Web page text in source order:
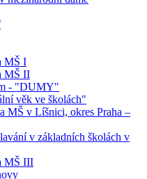
MŠ I
MŠ II
- "DUMY"
věk ve školách"
MŠ v Líšnici, okres Praha –
v základních školách v
MŠ III